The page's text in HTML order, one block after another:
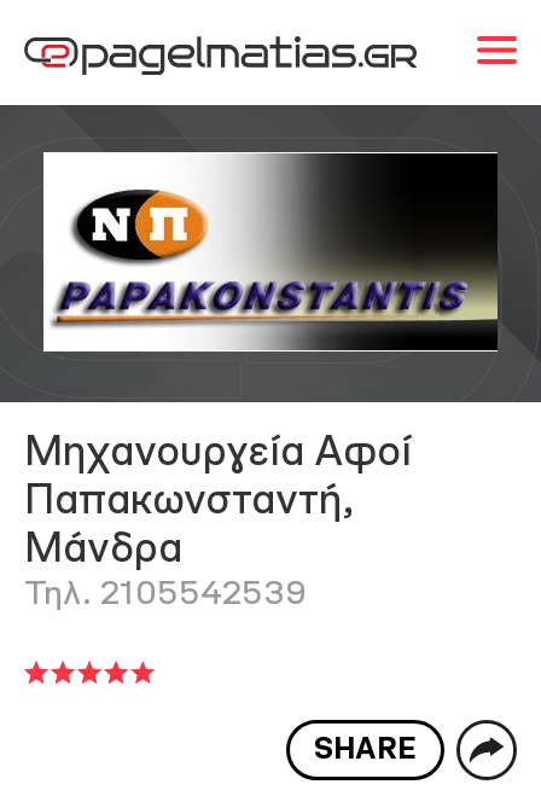
Μηχανουργεία Αφοί
Παπακωνσταντή,
Μάνδρα
Τηλ. 2105542539
SHARE